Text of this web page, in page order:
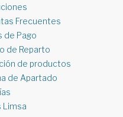
Frecuentes
de Pago
de Reparto
de productos
de Apartado
Limsa